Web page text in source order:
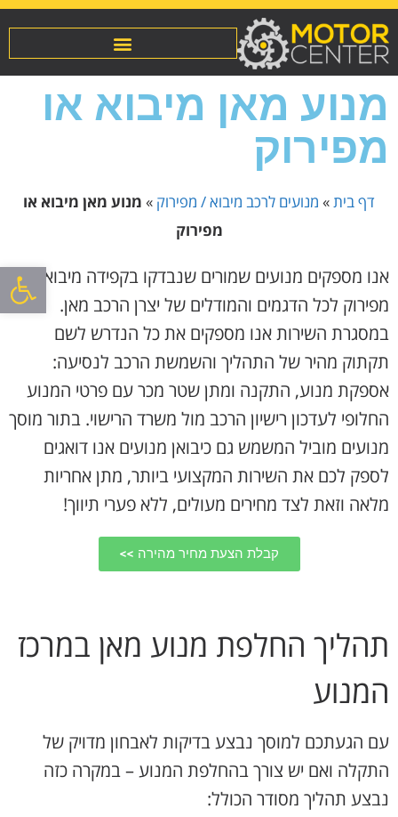
פתח
מנוע מאן מיבוא או
מפירוק
דף בית » מנועים לרכב מיבוא / מפירוק » מנוע מאן מיבוא או
מפירוק
אנו מספקים מנועים שמורים שנבדקו בקפידה מיבוא /
מפירוק לכל הדגמים והמודלים של יצרן הרכב מאן.
במסגרת השירות אנו מספקים את כל הנדרש לשם
תקתוק מהיר של התהליך והשמשת הרכב לנסיעה:
אספקת מנוע, התקנה ומתן שטר מכר עם פרטי המנוע
החלופי לעדכון רישיון הרכב מול משרד הרישוי. בתור מוסך
מנועים מוביל המשמש גם כיבואן מנועים אנו דואגים
לספק לכם את השירות המקצועי ביותר, מתן אחריות
מלאה וזאת לצד מחירים מעולים, ללא פערי תיווך!
קבלת הצעת מחיר מהירה >>
תהליך החלפת מנוע מאן במרכז
המנוע
עם הגעתכם למוסך נבצע בדיקות לאבחון מדויק של
התקלה ואם יש צורך בהחלפת המנוע – במקרה כזה
נבצע תהליך מסודר הכולל: